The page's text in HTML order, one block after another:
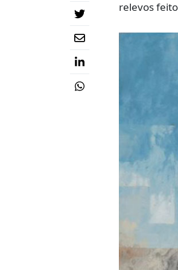
relevos